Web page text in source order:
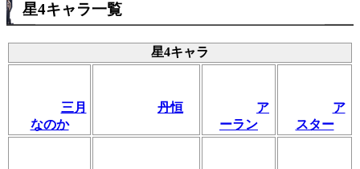
星4キャラ一覧
星4キャラ
三月
なのか
丹恒
ア
ーラン
ア
スター